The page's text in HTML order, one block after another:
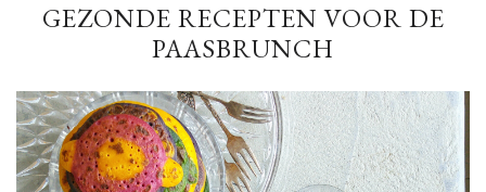
GEZONDE RECEPTEN VOOR DE
PAASBRUNCH